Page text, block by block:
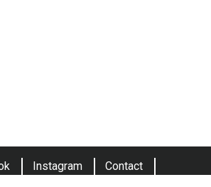
Instagram Contact